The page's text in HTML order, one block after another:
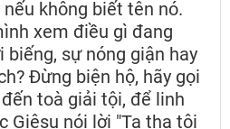
không biết tên nó.
xem điều gì đang
sự nóng giận hay
Đừng biện hộ, hãy gọi
toà giải tội, để linh
Giêsu nói lời "Ta tha tội